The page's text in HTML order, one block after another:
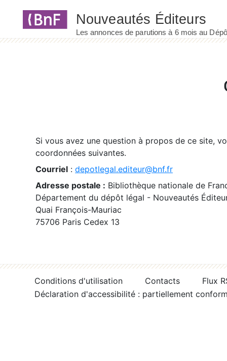
Si vous avez une question à propos de ce site,
coordonnées suivantes.
Courriel : depotlegal.editeur@bnf.fr
Adresse postale : Bibliothèque nationale de
Département du dépôt légal - Nouveautés
Quai François-Mauriac
75706 Paris Cedex 13
Conditions d'utilisation Contacts
Flux
Déclaration d'accessibilité : partiellement